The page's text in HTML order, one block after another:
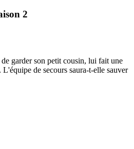
2
garder son petit cousin, lui fait une
de secours saura-t-elle sauver